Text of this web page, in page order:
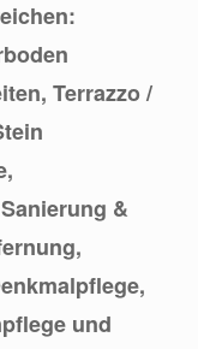
Terrazzo /
&
und